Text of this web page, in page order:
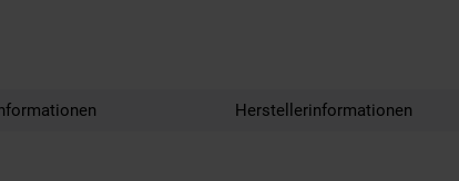
Herstellerinformationen